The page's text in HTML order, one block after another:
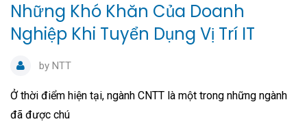
Những Khó Khăn Của Doanh
Nghiệp Khi Tuyển Dụng Vị Trí IT
by NTT
Ở thời điểm hiện tại, ngành CNTT là một trong những ngành
đã được chú